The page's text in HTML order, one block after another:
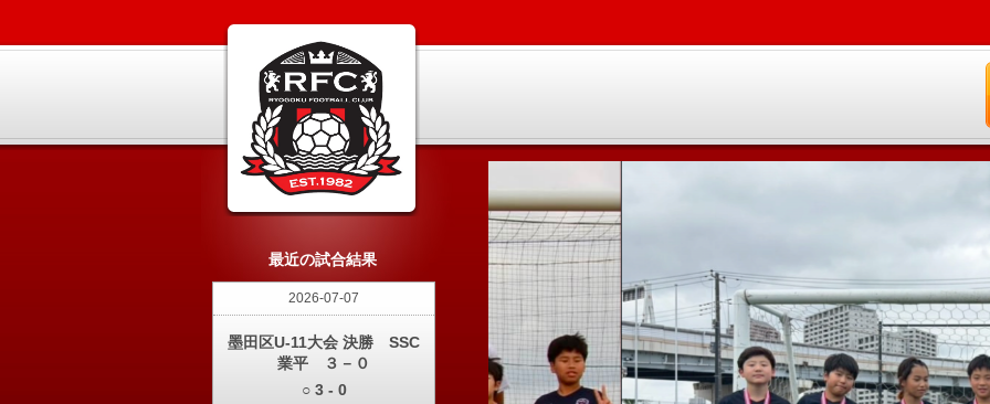
最近の試合結果
2026-07-07
墨田区U-11大会 決勝 SSC
業平 ３－０
○ 3 - 0